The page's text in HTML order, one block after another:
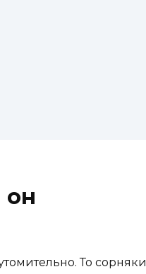
он
То сорняки